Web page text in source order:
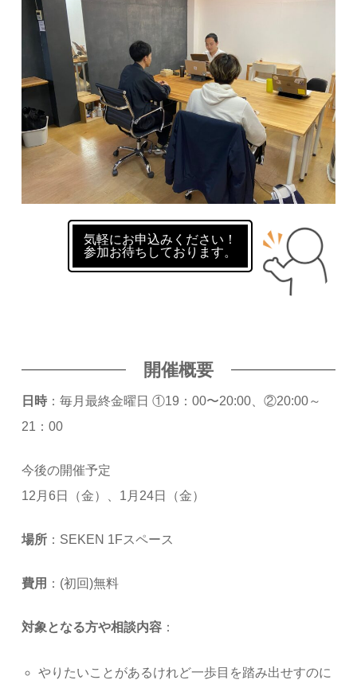
気軽にお申込みください！
参加お待ちしております。
開催概要
日時：毎月最終金曜日 ①19：00〜20:00、②20:00～
21：00
今後の開催予定
12月6日（金）、1月24日（金）
場所 ：SEKEN 1Fスペース
費用 ：(初回)無料
対象となる方や相談内容 ：
やりたいことがあるけれど一歩目を踏み出せすのに